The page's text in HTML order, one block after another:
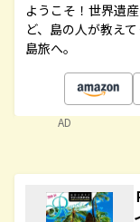
ようこそ！世界遺
ど、島の人が教え
島旅へ。
AD